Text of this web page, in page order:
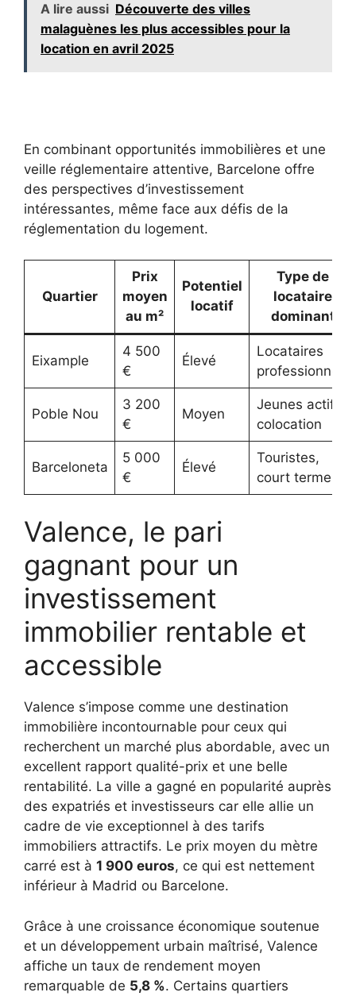
A lire aussi Découverte des villes
malaguènes les plus accessibles pour la
location en avril 2025
En combinant opportunités immobilières et une
veille réglementaire attentive, Barcelone offre
des perspectives d’investissement
intéressantes, même face aux défis de la
réglementation du logement.
Quartier
Prix
moyen
au m²
Potentiel
locatif
Type de
locataire
dominant
Eixample
4 500
€
Élevé
Locataires
professionnels
Poble Nou
3 200
€
Moyen
Jeunes actifs,
colocation
Barceloneta
5 000
€
Élevé
Touristes,
court terme
Valence, le pari
gagnant pour un
investissement
immobilier rentable et
accessible
Valence s’impose comme une destination
immobilière incontournable pour ceux qui
recherchent un marché plus abordable, avec un
excellent rapport qualité-prix et une belle
rentabilité. La ville a gagné en popularité auprès
des expatriés et investisseurs car elle allie un
cadre de vie exceptionnel à des tarifs
immobiliers attractifs. Le prix moyen du mètre
carré est à 1 900 euros, ce qui est nettement
inférieur à Madrid ou Barcelone.
Grâce à une croissance économique soutenue
et un développement urbain maîtrisé, Valence
affiche un taux de rendement moyen
remarquable de 5,8 %. Certains quartiers